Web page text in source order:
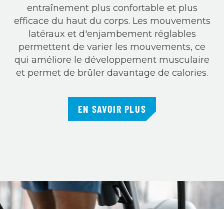
entraînement plus confortable et plus
efficace du haut du corps. Les mouvements
latéraux et d'enjambement réglables
permettent de varier les mouvements, ce
qui améliore le développement musculaire
et permet de brûler davantage de calories.
EN SAVOIR PLUS